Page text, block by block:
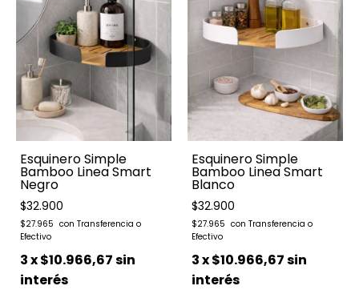
Esquinero Simple
Bamboo Linea Smart
Negro
$32.900
$27.965
3x$10.966,67sin
interés
Esquinero Simple
Bamboo Linea Smart
Blanco
$32.900
$27.965
3x$10.966,67sin
interés